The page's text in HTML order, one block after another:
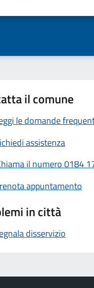
il comune
le domande
assistenza
il numero 0184
appuntamento
in città
disservizio